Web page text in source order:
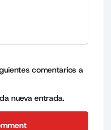
comentarios a
nueva entrada.